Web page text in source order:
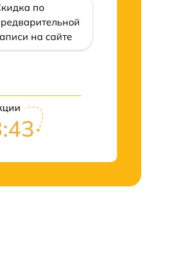
по
на сайте